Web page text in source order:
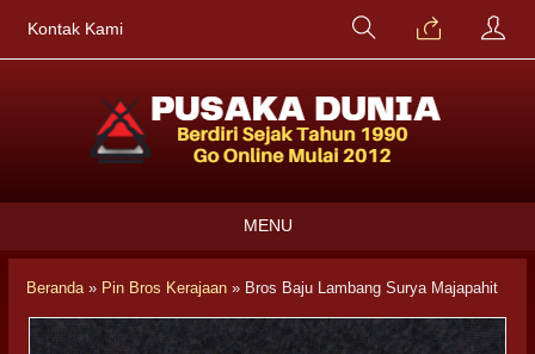
Kontak Kami
MENU
Beranda» Pin Bros Kerajaan » Bros Baju Lambang Surya Majapahit